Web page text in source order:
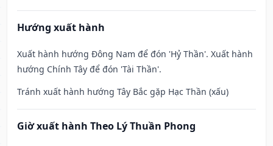
Hướng xuất hành
Xuất hành hướng Đông Nam để đón 'Hỷ Thần'. Xuất hành
hướng Chính Tây để đón 'Tài Thần'.
Tránh xuất hành hướng Tây Bắc gặp Hạc Thần (xấu)
Giờ xuất hành Theo Lý Thuần Phong